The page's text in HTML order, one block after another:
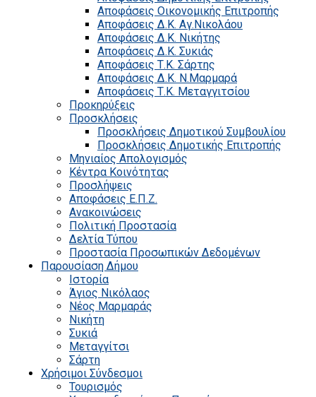
Αποφάσεις Οικονομικής Επιτροπής
Αποφάσεις Δ.Κ. Αγ.Νικολάου
Αποφάσεις Δ.Κ. Νικήτης
Αποφάσεις Δ.Κ. Συκιάς
Αποφάσεις Τ.Κ. Σάρτης
Αποφάσεις Δ.Κ. Ν.Μαρμαρά
Αποφάσεις Τ.Κ. Μεταγγιτσίου
Προκηρύξεις
Προσκλήσεις
Προσκλήσεις Δημοτικού Συμβουλίου
Προσκλήσεις Δημοτικής Επιτροπής
Μηνιαίος Απολογισμός
Κέντρα Κοινότητας
Προσλήψεις
Αποφάσεις Ε.Π.Ζ.
Ανακοινώσεις
Πολιτική Προστασία
Δελτία Τύπου
Προστασία Προσωπικών Δεδομένων
Παρουσίαση Δήμου
Ιστορία
Άγιος Νικόλαος
Νέος Μαρμαράς
Νικήτη
Συκιά
Μεταγγίτσι
Σάρτη
Χρήσιμοι Σύνδεσμοι
Τουρισμός